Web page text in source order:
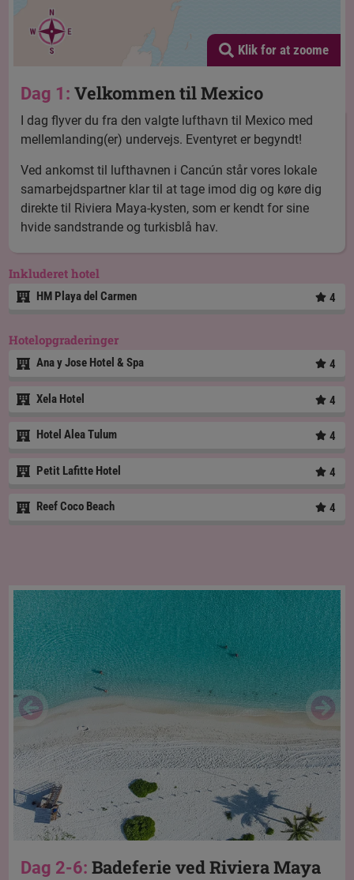
Klik for at zoome
Dag 1:Velkommen til Mexico
I dag flyver du fra den valgte lufthavn til Mexico med
mellemlanding(er) undervejs. Eventyret er begyndt!
Ved ankomst til lufthavnen i Cancún står vores lokale
samarbejdspartner klar til at tage imod dig og køre dig
direkte til Riviera Maya-kysten, som er kendt for sine
hvide sandstrande og turkisblå hav.
Inkluderet hotel
HM Playa del Carmen 4
Hotelopgraderinger
Ana y Jose Hotel & Spa 4
Xela Hotel 4
Hotel Alea Tulum 4
Petit Lafitte Hotel 4
Reef Coco Beach 4
Dag 2-6:Badeferie ved Riviera Maya